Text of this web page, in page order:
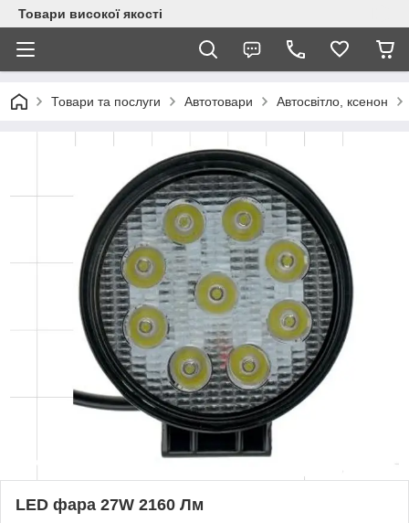
Товари високої якості
Товари та послуги Автотовари Автосвітло, ксенон
LED фара 27W 2160 Лм